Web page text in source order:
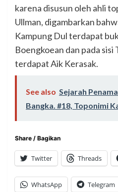
karena disusun oleh ahli
Ullman, digambarkan
Kampung Dul terdapat
Boengkoean dan pada
terdapat Aik Kerasak.
See also Sejarah
Bangka. #18, Toponimi
Share / Bagikan
Twitter Threads
WhatsApp Telegram